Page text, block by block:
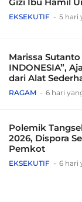
EKSEKUTIF 5 hari
Marissa
INDONESIA”,
dari Alat
Tradisional
RAGAM 6 hari
Polemik
2026, Dispora
Pemkot
EKSEKUTIF 6 hari